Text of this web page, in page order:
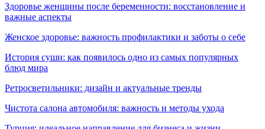
Здоровье женщины после беременности: восстановление и
важные аспекты
Женское здоровье: важность профилактики и заботы о себе
История суши: как появилось одно из самых популярных
блюд мира
Ретросветильники: дизайн и актуальные тренды
Чистота салона автомобиля: важность и методы ухода